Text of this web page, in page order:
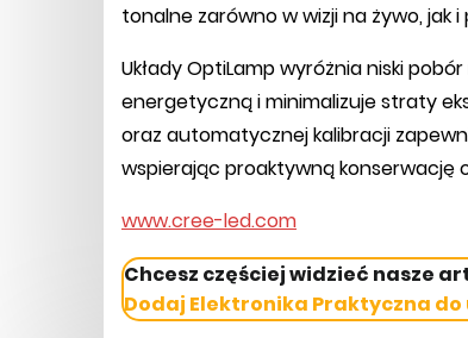
tonalne zarówno w wizji na żywo, jak
Układy OptiLamp wyróżnia niski
energetyczną i minimalizuje straty
oraz automatycznej kalibracji
wspierając proaktywną konserwację
www.cree-led.com
Chcesz częściej widzieć nasze
Dodaj Elektronika Praktyczna do